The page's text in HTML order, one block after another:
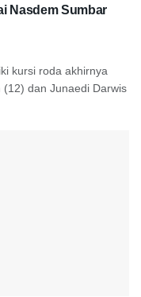
Nasdem Sumbar
kursi roda akhirnya
(12) dan Junaedi Darwis